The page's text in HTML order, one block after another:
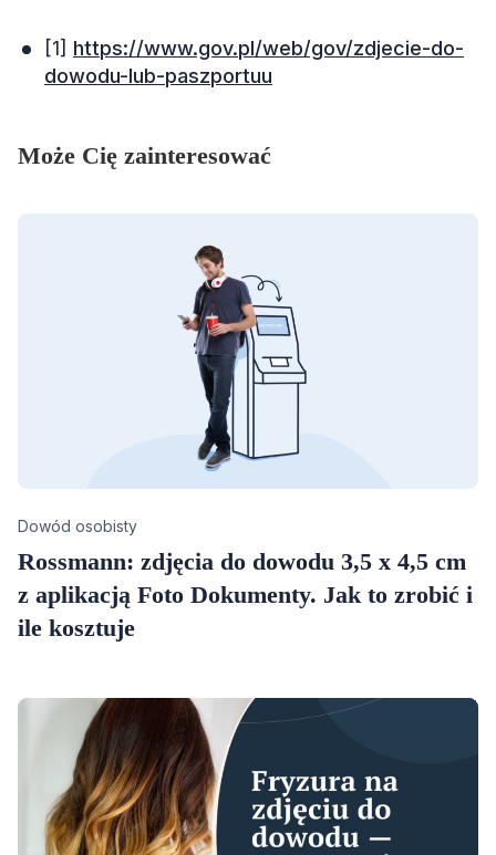
[1] https://www.gov.pl/web/gov/zdjecie-do-
dowodu-lub-paszportuu
Może Cię zainteresować
Category
Dowód osobisty
Rossmann: zdjęcia do dowodu 3,5 x 4,5 cm
z aplikacją Foto Dokumenty. Jak to zrobić i
ile kosztuje